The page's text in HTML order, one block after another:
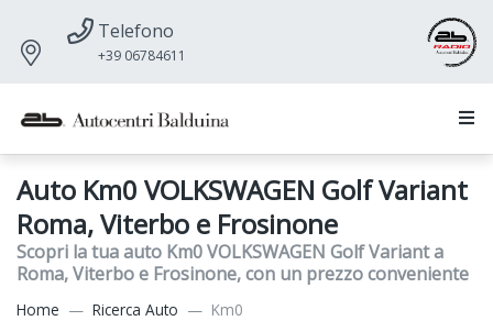
Telefono
+39 06784611
Auto Km0 VOLKSWAGEN Golf Variant
Roma, Viterbo e Frosinone
Scopri la tua auto Km0 VOLKSWAGEN Golf Variant a
Roma, Viterbo e Frosinone, con un prezzo conveniente
Home Ricerca Auto Km0